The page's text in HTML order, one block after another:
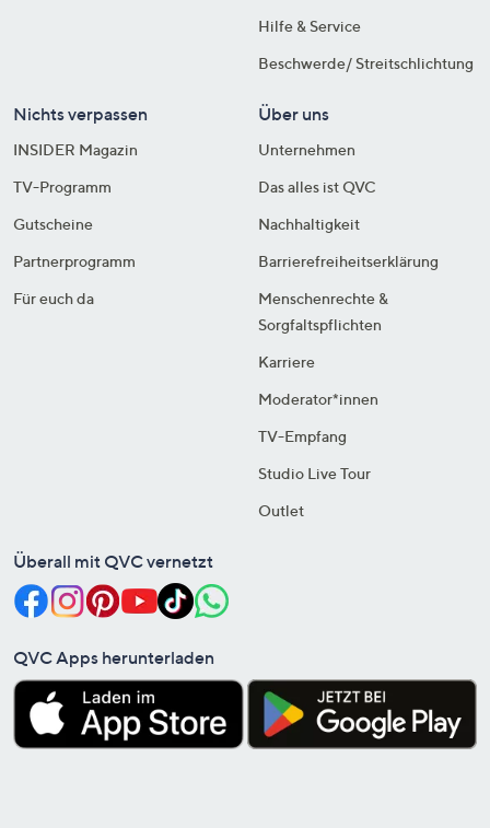
Hilfe & Service
Beschwerde/ Streitschlichtung
Nichts verpassen
INSIDER Magazin
TV-Programm
Gutscheine
Partnerprogramm
Für euch da
Über uns
Unternehmen
Das alles ist QVC
Nachhaltigkeit
Barrierefreiheitserklärung
Menschenrechte &
Sorgfaltspflichten
Karriere
Moderator*innen
TV-Empfang
Studio Live Tour
Outlet
Überall mit QVC vernetzt
QVC Apps herunterladen